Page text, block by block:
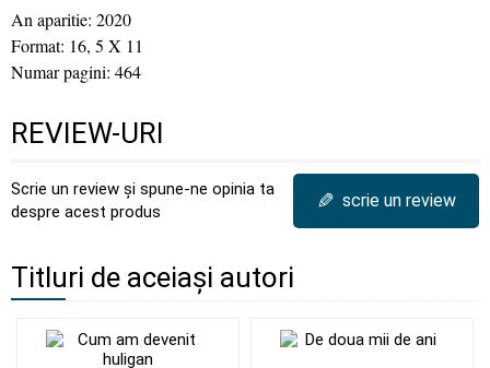
An aparitie: 2020
Format: 16, 5 X 11
Numar pagini: 464
REVIEW-URI
Scrie un review și spune-ne opinia ta
despre acest produs
✎ scrie un review
Titluri de aceiași autori